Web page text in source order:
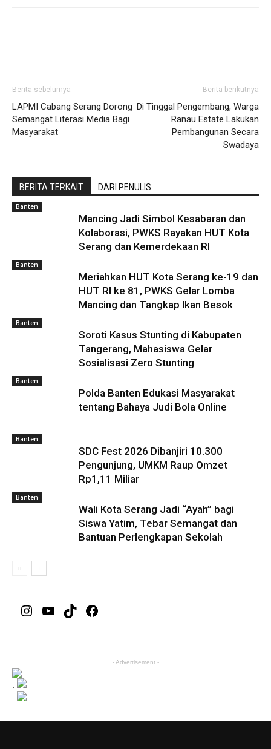
Berita sebelumya
LAPMI Cabang Serang Dorong
Semangat Literasi Media Bagi
Masyarakat
Berita berikutnya
Di Tinggal Pengembang, Warga
Ranau Estate Lakukan
Pembangunan Secara
Swadaya
BERITA TERKAIT DARI PENULIS
Banten
Mancing Jadi Simbol Kesabaran dan
Kolaborasi, PWKS Rayakan HUT Kota
Serang dan Kemerdekaan RI
Banten
Meriahkan HUT Kota Serang ke-19 dan
HUT RI ke 81, PWKS Gelar Lomba
Mancing dan Tangkap Ikan Besok
Banten
Soroti Kasus Stunting di Kabupaten
Tangerang, Mahasiswa Gelar
Sosialisasi Zero Stunting
Banten
Polda Banten Edukasi Masyarakat
tentang Bahaya Judi Bola Online
Banten
SDC Fest 2026 Dibanjiri 10.300
Pengunjung, UMKM Raup Omzet
Rp1,11 Miliar
Banten
Wali Kota Serang Jadi “Ayah” bagi
Siswa Yatim, Tebar Semangat dan
Bantuan Perlengkapan Sekolah
InstagramYouTubeTikTok
- Advertisement -